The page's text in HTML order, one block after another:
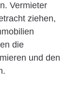
Vermieter
ziehen,
die
und den